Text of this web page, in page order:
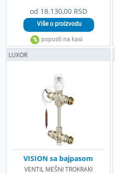
od 18.130,00 RSD
VISION sa bajpasom
VENTIL MEŠNI TROKRAKI
LUXOR